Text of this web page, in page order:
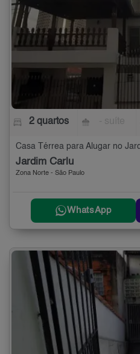
2 quartos
Casa Térrea para Alugar no
Jardim Carlu
Zona Norte - São Paulo
WhatsApp